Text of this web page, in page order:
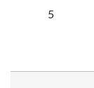
5